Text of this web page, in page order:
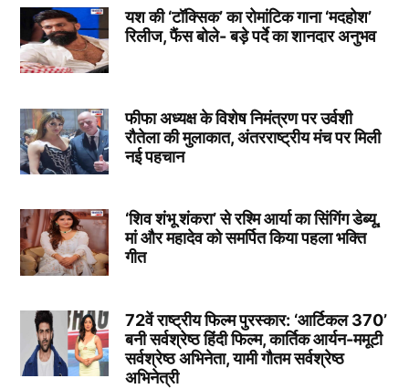
यश की ‘टॉक्सिक’ का रोमांटिक गाना ‘मदहोश’
रिलीज, फैंस बोले- बड़े पर्दे का शानदार अनुभव
फीफा अध्यक्ष के विशेष निमंत्रण पर उर्वशी
रौतेला की मुलाकात, अंतरराष्ट्रीय मंच पर मिली
नई पहचान
‘शिव शंभू शंकरा’ से रश्मि आर्या का सिंगिंग डेब्यू,
मां और महादेव को समर्पित किया पहला भक्ति
गीत
72वें राष्ट्रीय फिल्म पुरस्कार: ‘आर्टिकल 370’
बनी सर्वश्रेष्ठ हिंदी फिल्म, कार्तिक आर्यन-ममूटी
सर्वश्रेष्ठ अभिनेता, यामी गौतम सर्वश्रेष्ठ
अभिनेत्री